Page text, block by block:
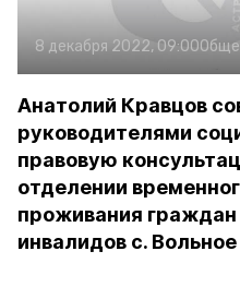
8 декабря 2022, 09:00
Анатолий Кравцов
руководителями
правовую
отделении
проживания граждан
инвалидов с. Вольное